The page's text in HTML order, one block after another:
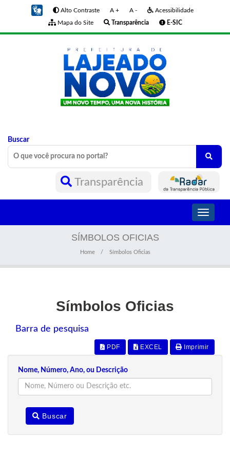
Alto Contraste A + A -
Acessibilidade
Mapa do Site
Transparência E-SIC
Buscar
Transparência
Toggle
SÍMBOLOS OFICIAS
Home Símbolos Oficias
Símbolos Oficias
Barra de pesquisa
PDF EXCEL Imprimir
Nome, Número, Ano, ou Descrição
Buscar